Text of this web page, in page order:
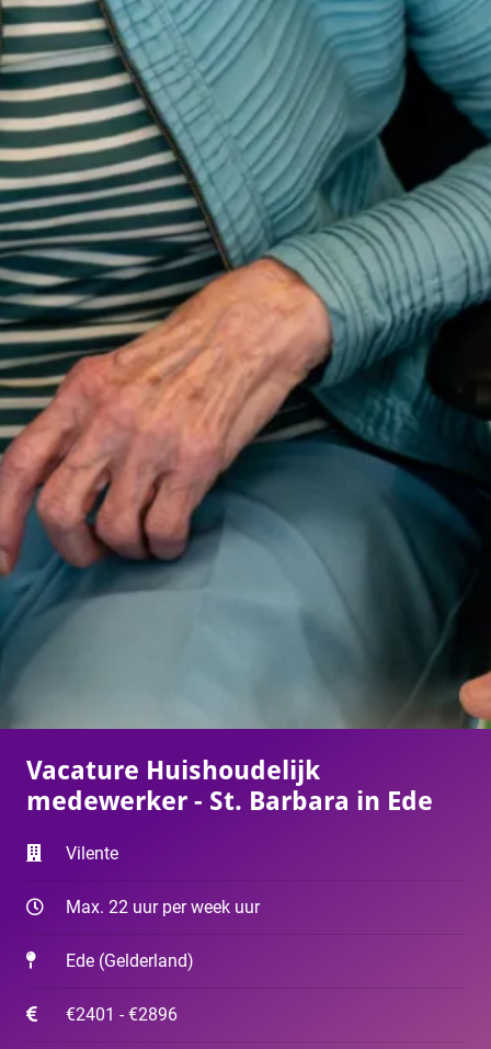
Vacature Huishoudelijk
medewerker - St. Barbara in Ede
Vilente
Max. 22 uur per week uur
Ede (Gelderland)
€2401 - €2896